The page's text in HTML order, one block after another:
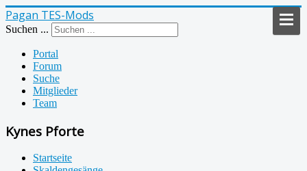
Pagan TES-Mods
Suchen ...
Portal
Forum
Suche
Mitglieder
Team
Kynes Pforte
Startseite